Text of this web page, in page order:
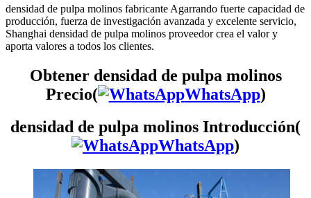
densidad de pulpa molinos fabricante Agarrando fuerte capacidad de
producción, fuerza de investigación avanzada y excelente servicio,
Shanghai densidad de pulpa molinos proveedor crea el valor y
aporta valores a todos los clientes.
Obtener densidad de pulpa molinos
Precio(
WhatsApp)
densidad de pulpa molinos Introducción(
WhatsApp)